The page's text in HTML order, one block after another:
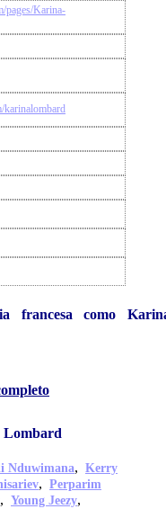
pages/Karina-
karinalombard
francesa como
Lombard
Nduwimana, Kerry
, Perparim
, Young Jeezy,